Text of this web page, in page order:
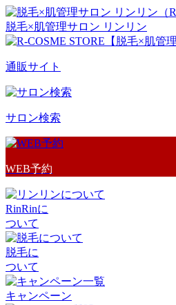
脱毛×肌管理サロン リンリン
通販サイト
サロン検索
WEB予約
RinRinに
ついて
脱毛に
ついて
キャンペーン